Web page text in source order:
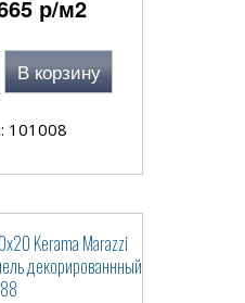
р/м2
В корзину
101008
Kerama Marazzi
декорированнный